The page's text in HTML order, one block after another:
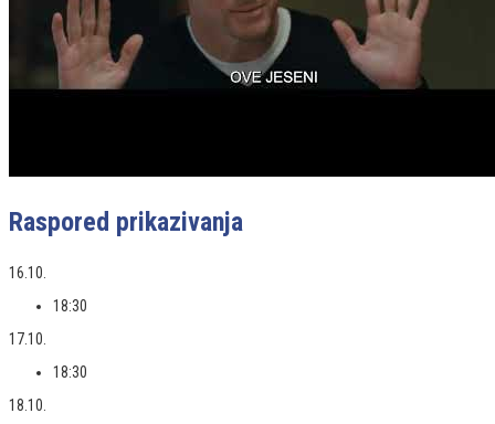
Raspored prikazivanja
16.10.
18:30
17.10.
18:30
18.10.